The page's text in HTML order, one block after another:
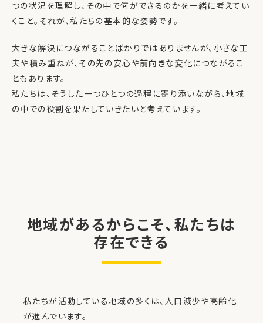
つの状況を理解し、その中で何ができるのかを一緒に考えてい
くこと。それが、私たちの基本的な姿勢です。
大きな解決につながることばかりではありませんが、小さな工
夫や積み重ねが、その先の安心や前向きな変化につながるこ
ともあります。
私たちは、そうした一つひとつの過程に寄り添いながら、地域
の中での役割を果たしていきたいと考えています。
地域があるからこそ、私たちは
存在できる
私たちが活動している地域の多くは、人口減少や高齢化
が進んでいます。